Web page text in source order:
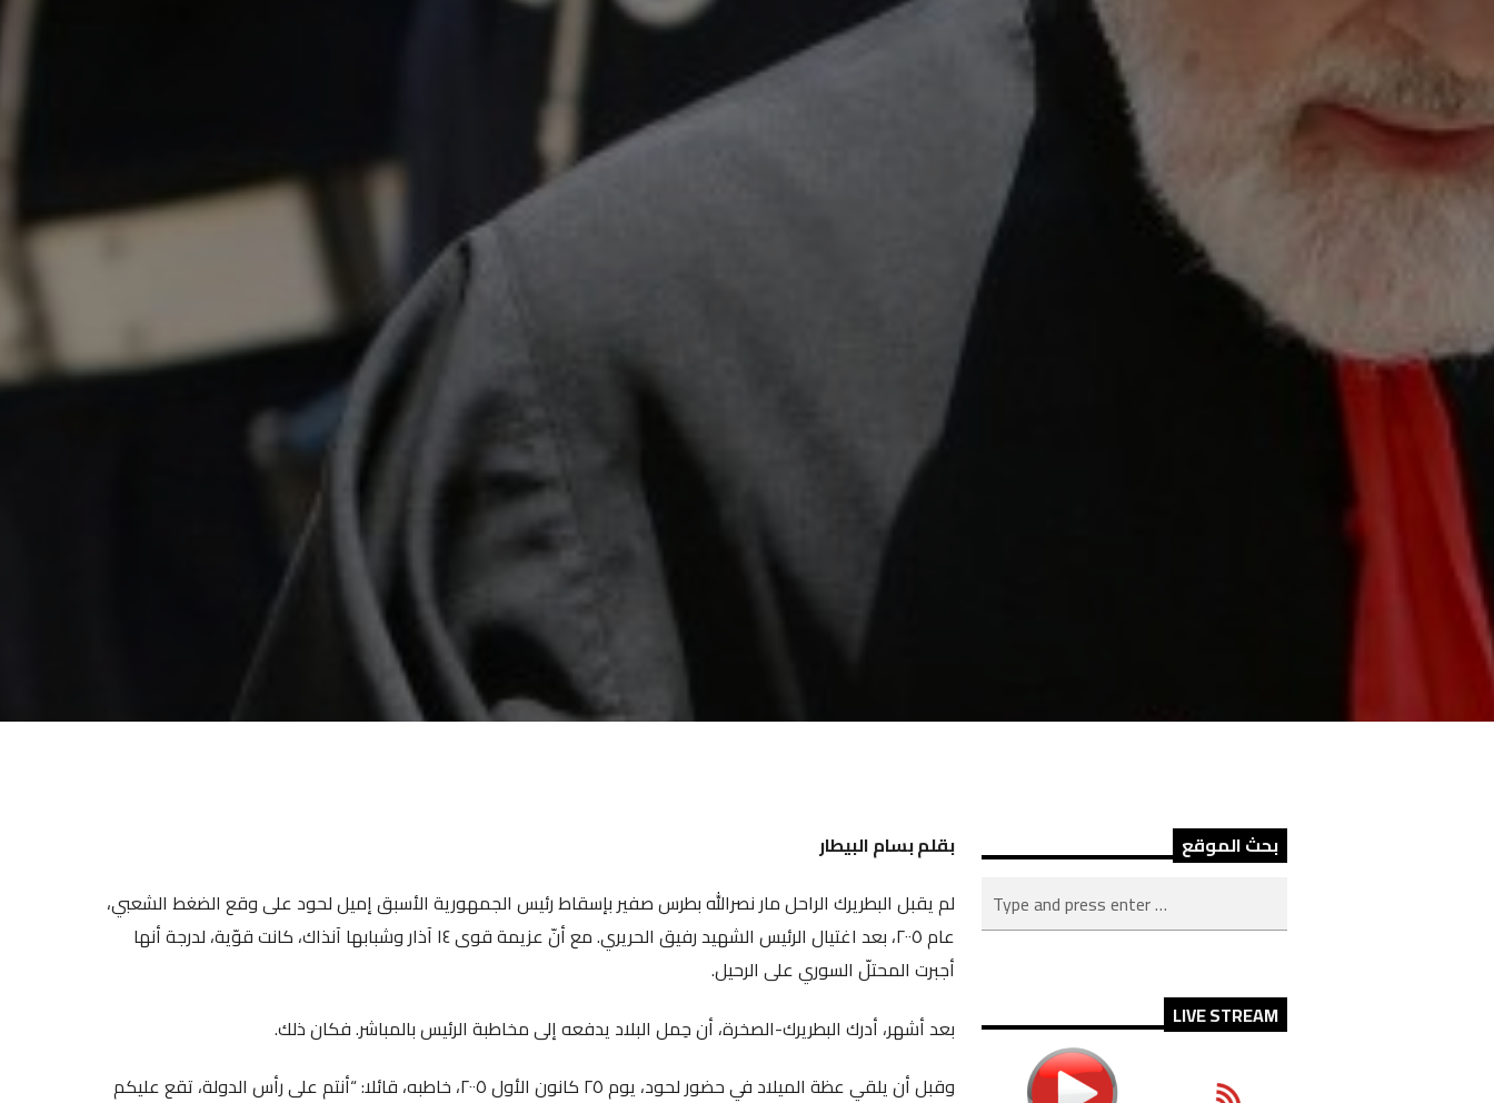
بقلم بسام البيطار
لم يقبل البطريرك الراحل مار نصرالله بطرس صفير بإسقاط رئيس الجمهورية الأسبق إميل لحود على وقع الضغط الشعبي،
عام ٢٠٠٥، بعد اغتيال الرئيس الشهيد رفيق الحريري. مع أنّ عزيمة قوى ١٤ آذار وشبابها آنذاك، كانت قوّية، لدرجة أنها
أجبرت المحتلّ السوري على الرحيل.
بعد أشهر، أدرك البطريرك-الصخرة، أن حِمل البلاد يدفعه إلى مخاطبة الرئيس بالمباشر. فكان ذلك.
وقبل أن يلقي عظة الميلاد في حضور لحود، يوم ٢٥ كانون الأول ٢٠٠٥، خاطبه، قائلا: “أنتم على رأس الدولة، تقع عليكم
بحث الموقع
LIVE STREAM